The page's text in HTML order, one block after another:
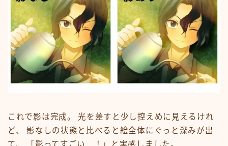
これで影は完成。 光を差すと少し控えめに見えるけれ
ど、 影なしの状態と比べると絵全体にぐっと深みが出